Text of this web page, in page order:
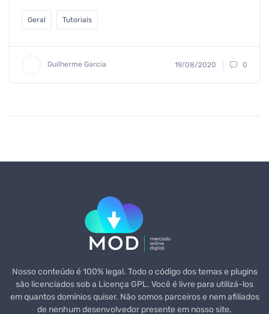
Geral Tutoriais
Guilherme Garcia 19/08/2020 0
Nosso conteúdo é 100% legal. Todo o código dos temas e plugins
são licenciados sob a Licença GPL. Você é livre para utilizá-los
em quantos domínios quiser. Não somos parceiros e nem afiliados
de nenhum desenvolvedor presente em nosso site.